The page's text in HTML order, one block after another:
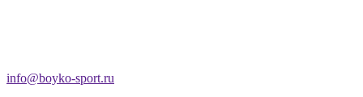
info@boyko-sport.ru